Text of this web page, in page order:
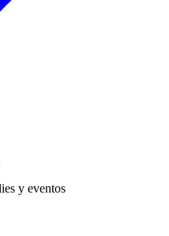
y eventos